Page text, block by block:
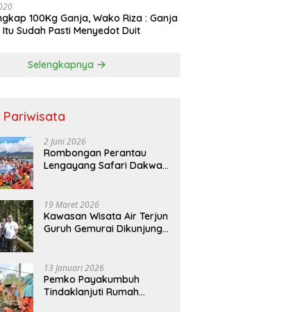
100Kg Ganja, Wako Riza : Ganja
Sudah Pasti Menyedot Duit
Selengkapnya
2 Juni 2026
Rombongan Perantau
Lengayang Safari Dakwah
19 Maret 2026
Kawasan Wisata Air Terjun
Guruh Gemurai Dikunjungi
13 Januari 2026
Pemko Payakumbuh
Tindaklanjuti Rumah